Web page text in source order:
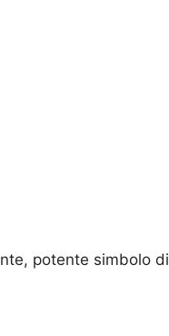
potente simbolo di